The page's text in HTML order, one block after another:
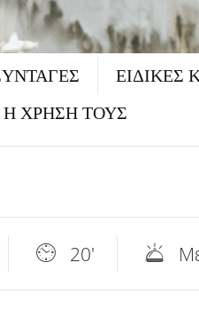
ΕΙΔΙΚΕΣ
ΧΡΗΣΗ ΤΟΥΣ
20'